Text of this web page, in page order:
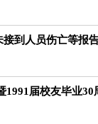
接到人员伤亡等报
1991届校友毕业